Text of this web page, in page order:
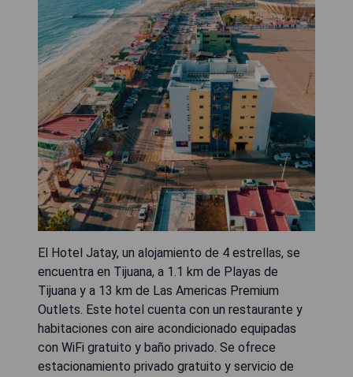
El Hotel Jatay, un alojamiento de 4 estrellas, se
encuentra en Tijuana, a 1.1 km de Playas de
Tijuana y a 13 km de Las Americas Premium
Outlets. Este hotel cuenta con un restaurante y
habitaciones con aire acondicionado equipadas
con WiFi gratuito y baño privado. Se ofrece
estacionamiento privado gratuito y servicio de